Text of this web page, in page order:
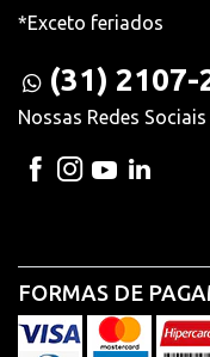
*Exceto feriados
(31) 2107-
Nossas Redes Sociais
FORMAS DE